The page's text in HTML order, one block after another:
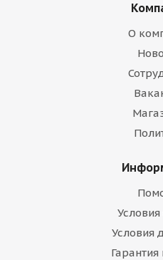
О
Условия
Гарантия